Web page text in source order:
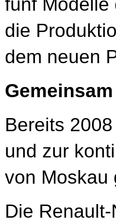
die
dem neuen
Bereits
und zur
von Moskau
Die